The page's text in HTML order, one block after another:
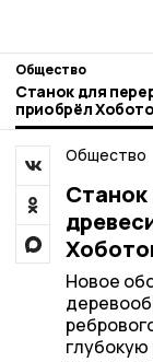
Общество
Станок для
приобрёл
Общество
Станок
Новое